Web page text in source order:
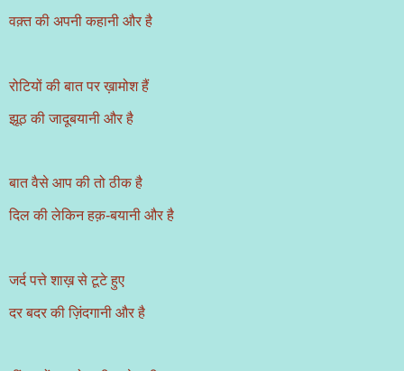
वक़्त की अपनी कहानी और है
रोटियों की बात पर ख़ामोश हैं
झूठ की जादूबयानी और है
बात वैसे आप की तो ठीक है
दिल की लेकिन हक़-बयानी और है
जर्द पत्ते शाख़ से टूटे हुए
दर बदर की ज़िंदगानी और है